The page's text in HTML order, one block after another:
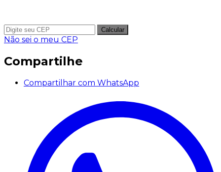
Calcular
Não sei o meu CEP
Compartilhe
Compartilhar com WhatsApp